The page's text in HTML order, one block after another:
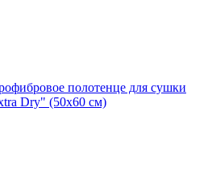
полотенце для сушки
Dry" (50х60 см)